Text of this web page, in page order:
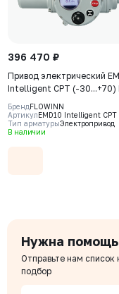
396 470 ₽
Привод электрический
Intelligent CPT (-30...+70)
380В, IP68, S2-15min,
положения 4-20 мA
БрендFLOWINN
АртикулEMD10 Intelligent CPT
Тип арматурыЭлектропривод
В наличии
Нужна помощь
Отправьте нам
подбор